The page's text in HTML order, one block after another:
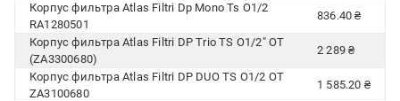
Корпус фильтра Atlas Filtri Dp Mono Ts O1/2
RA1280501
836.40 ₴
Корпус фильтра Atlas Filtri DP Trio TS O1/2" OT
(ZA3300680)
2 289 ₴
Корпус фильтра Atlas Filtri DP DUO TS O1/2 OT
ZA3100680
1 585.20 ₴